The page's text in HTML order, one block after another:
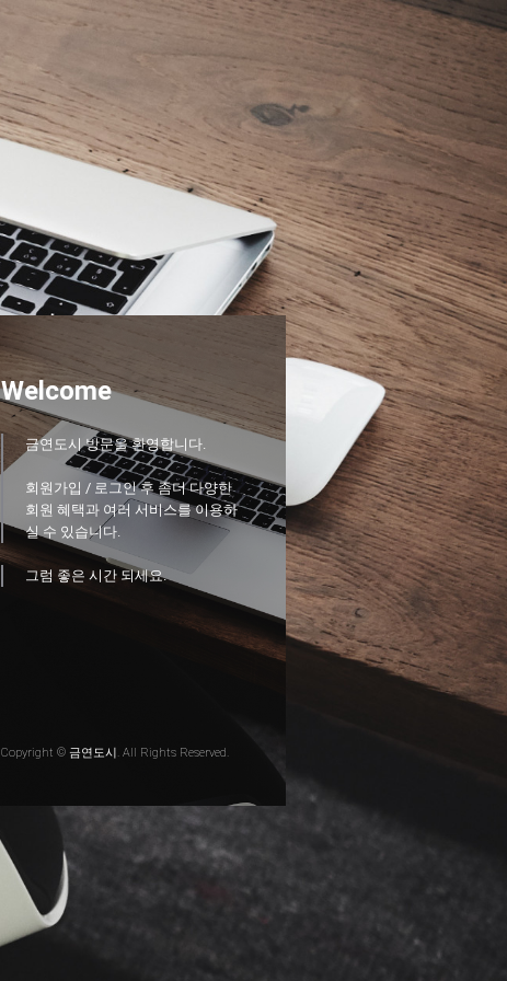
Welcome
금연도시 방문을 환영합니다.
회원가입 / 로그인 후 좀더 다양한
회원 혜택과 여러 서비스를 이용하
실 수 있습니다.
그럼 좋은 시간 되세요.
Copyright © 금연도시. All Rights Reserved.